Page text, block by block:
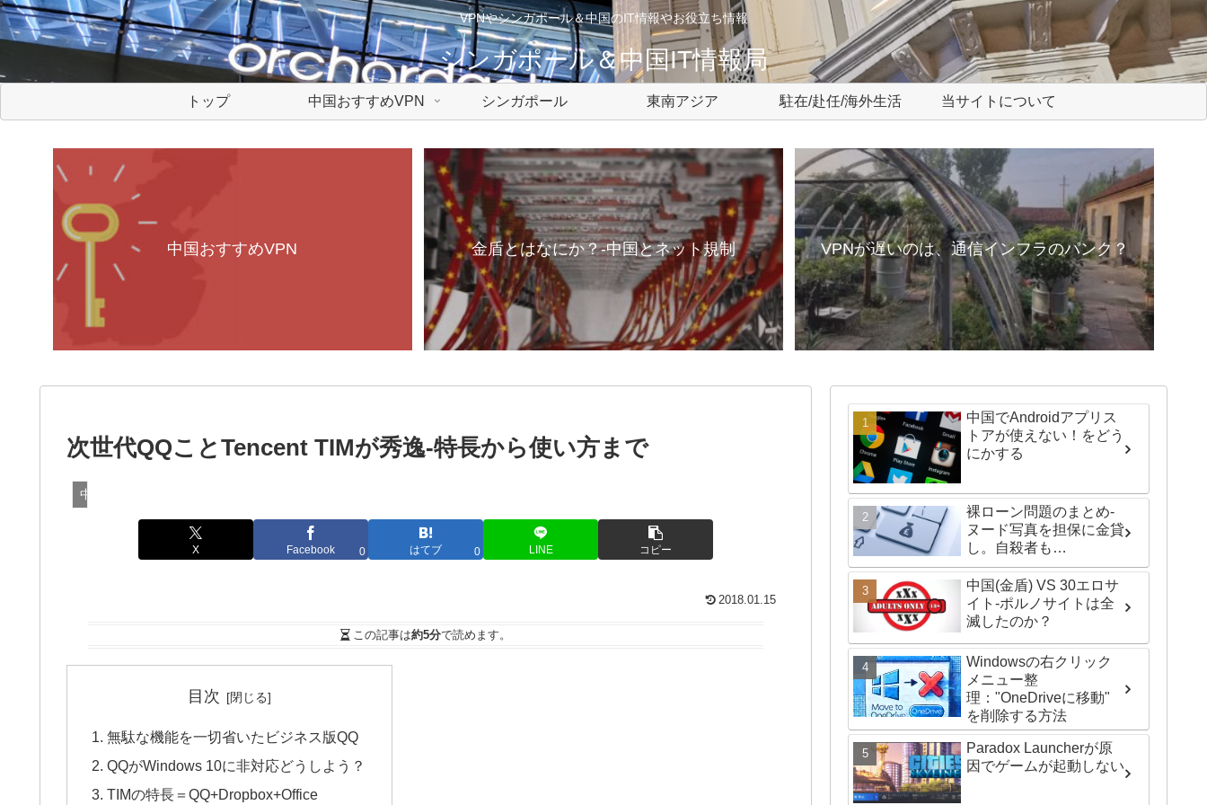
VPNやシンガポール＆中国のIT情報やお役立ち情報
シンガポール＆中国IT情報局
トップ 中国おすすめVPN シンガポール 東南アジア 駐在/赴任/海外生活 当サイトについて
中国おすすめVPN 金盾とはなにか？-中国とネット規制 VPNが遅いのは、通信インフラのパンク？
次世代QQことTencent TIMが秀逸-特長から使い方まで
中国インターネット
X Facebook 0 はてブ 0 LINE コピー
2018.01.15
この記事は約5分で読めます。
目次
無駄な機能を一切省いたビジネス版QQ
QQがWindows 10に非対応どうしよう？
TIMの特長＝QQ+Dropbox+Office
中国でAndroidアプリス
トアが使えない！をどう
にかする
裸ローン問題のまとめ-
ヌード写真を担保に金貸
し。自殺者も…
中国(金盾) VS 30エロサ
イト-ポルノサイトは全
滅したのか？
Windowsの右クリック
メニュー整
理："OneDriveに移動"
を削除する方法
Paradox Launcherが原
因でゲームが起動しない